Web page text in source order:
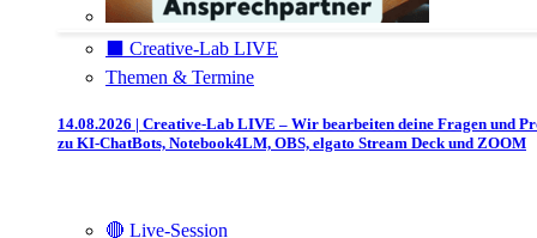
⬛️ Creative-Lab LIVE
Themen & Termine
14.08.2026 | Creative-Lab LIVE – Wir bearbeiten deine Fragen und
zu KI-ChatBots, Notebook4LM, OBS, elgato Stream Deck und ZOOM
🔴 Live-Session